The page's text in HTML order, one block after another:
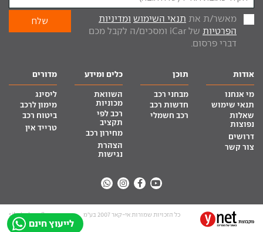
לייעוץ חינם
מאשר/ת את תנאי השימוש ומדיניות
הפרטיות
של iCar ומסכים/ה לקבל מכם
דברי פרסום.
אודות
מי אנחנו
תנאי שימוש
שאלות
נפוצות
דרושים
צור קשר
תוכן
מבחני רכב
חדשות רכב
רכב חשמלי
כלים ומידע
השוואת
מכוניות
רכב לפי
תקציב
מחירון רכב
הצהרת
נגישות
מדורים
ליסינג
מימון לרכב
ביטוח רכב
טרייד אין
כל הזכויות שמורות אי-קאר 2007 בע”מ site by tq.soft